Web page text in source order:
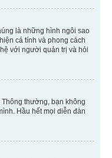
là những hình ngôi sao
cá tính và phong cách
với người quản trị và hỏi
thường, bạn không
Hầu hết mọi diễn đàn